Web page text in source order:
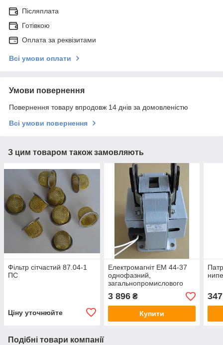
Післяплата
Готівкою
Оплата за реквізитами
Всі умови оплати
Умови повернення
Повернення товару впродовж 14 днів за домовленістю
Всі умови повернення
З цим товаром також замовляють
Фільтр сітчастий 87.04-1
ПС
Ціну уточнюйте
Електромагніт ЕМ 44-37
однофазний,
загальнопромислового
призначення
3 896₴
Купити
347
Подібні товари компанії